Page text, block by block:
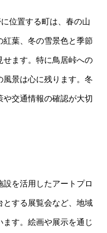
位置する町は、春の山
葉、冬の雪景色と季節
せます。特に鳥居峠への
風景は心に残ります。冬
交通情報の確認が大切
を活用したアートプロ
とする展覧会など、地域
ます。絵画や展示を通じ